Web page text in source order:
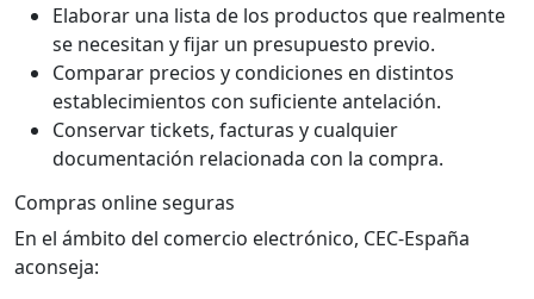
Elaborar una lista de los productos que realmente
se necesitan y fijar un presupuesto previo.
Comparar precios y condiciones en distintos
establecimientos con suficiente antelación.
Conservar tickets, facturas y cualquier
documentación relacionada con la compra.
Compras online seguras
En el ámbito del comercio electrónico, CEC-España
aconseja: